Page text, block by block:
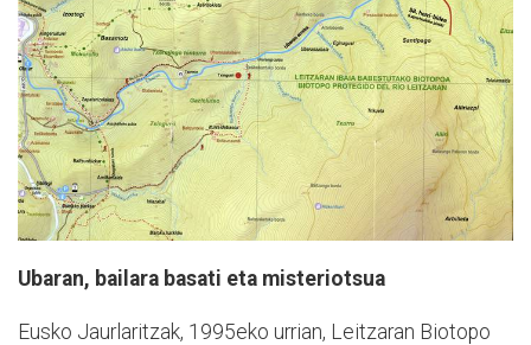
Ubaran, bailara basati eta misteriotsua
Eusko Jaurlaritzak, 1995eko urrian, Leitzaran Biotopo